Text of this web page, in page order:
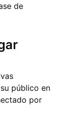
de
público en
por